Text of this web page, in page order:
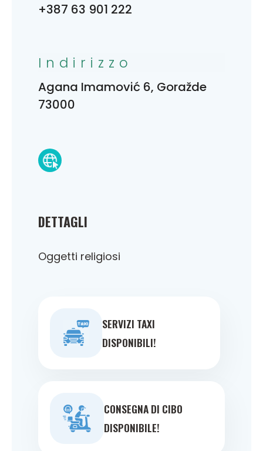
DETTAGLI
Oggetti religiosi
SERVIZI TAXI
DISPONIBILI!
CONSEGNA DI CIBO
DISPONIBILE!
+387 63 901 222
Indirizzo
Agana Imamović 6, Goražde
73000